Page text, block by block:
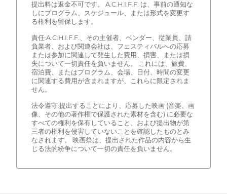
提出料は返金不可です。 A.C.H.I.F.F. は、事前の通知な
しにプログラム、スケジュール、または形式を変更す
る権利を留保します。
責任:A.C.H.I.F.F.、その主催者、ベンダー、従業員、請
負業者、および関連会社は、フェスティバルへの応募
または参加に関連して発生した費用、損害、または損
失について一切責任を負いません。 これには、旅費、
宿泊費、またはプログラム、会場、日付、時間の変更
に関連する費用が含まれますが、これらに限定されま
せん。
法令遵守:提出することにより、応募した映画 (音楽、画
像、その他の著作権で保護された素材を含む) に必要な
すべての権利を保有していること、および提出物が第
三者の権利を侵害していないことを確認したものとみ
なされます。 映画祭は、提出された作品の内容から生
じる法的紛争について一切の責任を負いません。